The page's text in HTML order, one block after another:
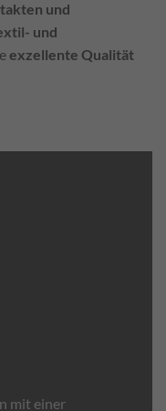
und
und
exzellente Qualität
mit einer